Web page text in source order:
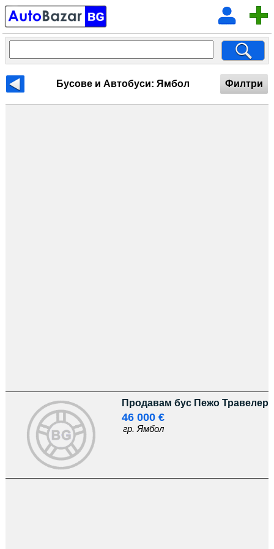
Бусове и Автобуси: Ямбол Филтри
Продавам бус Пежо Травелер
46 000 €
гр. Ямбол